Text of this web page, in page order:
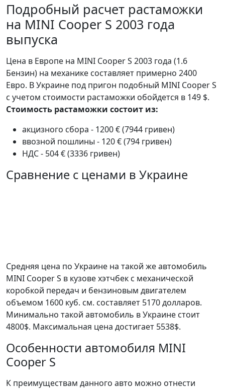
Подробный расчет растаможки
на MINI Cooper S 2003 года
выпуска
Цена в Европе на MINI Cooper S 2003 года (1.6
Бензин) на механике составляет примерно 2400
Евро. В Украине под пригон подобный MINI Cooper S
с учетом стоимости растаможки обойдется в 149 $.
Стоимость растаможки состоит из:
акцизного сбора - 1200 € (7944 гривен)
ввозной пошлины - 120 € (794 гривен)
НДС - 504 € (3336 гривен)
Сравнение с ценами в Украине
Средняя цена по Украине на такой же автомобиль
MINI Cooper S в кузове хэтчбек c механической
коробкой передач и бензиновым двигателем
объемом 1600 куб. см. составляет 5170 долларов.
Минимально такой автомобиль в Украине стоит
4800$. Максимальная цена достигает 5538$.
Особенности автомобиля MINI
Cooper S
К преимуществам данного авто можно отнести